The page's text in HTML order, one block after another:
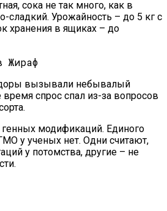
сока не так много, как в
сладкий. Урожайность – до 5 кг с
хранения в ящиках – до
вызывали небывалый
спрос спал из-за вопросов
модификаций. Единого
у ученых нет. Одни считают,
у потомства, другие – не